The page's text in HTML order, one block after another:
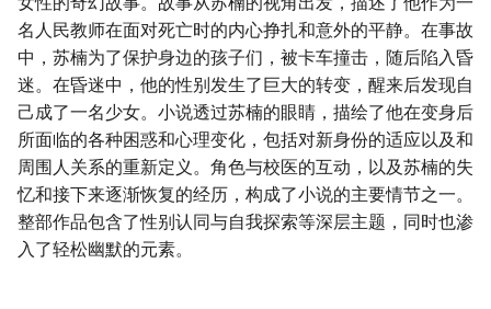
名人民教师在面对死亡时的内心挣扎和意外的平静。在事故
中，苏楠为了保护身边的孩子们，被卡车撞击，随后陷入昏
迷。在昏迷中，他的性别发生了巨大的转变，醒来后发现自
己成了一名少女。小说透过苏楠的眼睛，描绘了他在变身后
所面临的各种困惑和心理变化，包括对新身份的适应以及和
周围人关系的重新定义。角色与校医的互动，以及苏楠的失
忆和接下来逐渐恢复的经历，构成了小说的主要情节之一。
整部作品包含了性别认同与自我探索等深层主题，同时也渗
入了轻松幽默的元素。